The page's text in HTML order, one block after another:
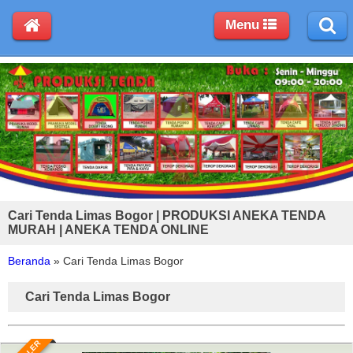
Cari Tenda Limas Bogor | PRODUKSI ANEKA TENDA
MURAH | ANEKA TENDA ONLINE
Beranda » Cari Tenda Limas Bogor
Cari Tenda Limas Bogor
Menu